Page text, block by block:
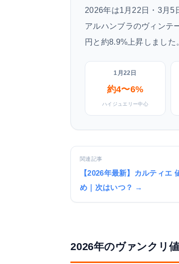
2026年は1月22日・3月5
アルハンブラのヴィンテ
円と約8.9%上昇しました
1月22日
約4〜6%
ハイジュエリー中心
関連記事
【2026年最新】カルティエ
め｜次はいつ？ →
2026年のヴァンクリ